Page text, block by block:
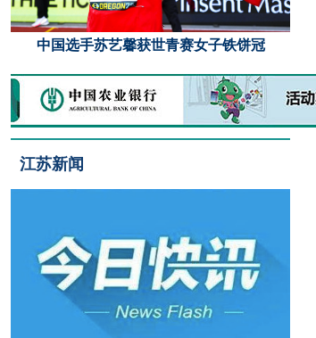
中国选手苏艺馨获世青赛女子铁饼冠
江苏新闻